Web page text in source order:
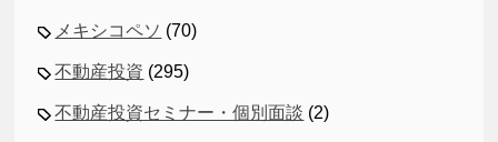
メキシコペソ (70)
不動産投資 (295)
不動産投資セミナー・個別面談 (2)